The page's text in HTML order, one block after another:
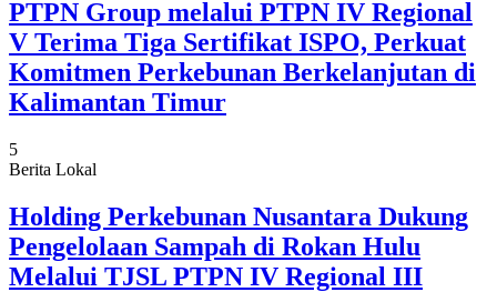
PTPN Group melalui PTPN IV Regional
V Terima Tiga Sertifikat ISPO, Perkuat
Komitmen Perkebunan Berkelanjutan di
Kalimantan Timur
5
Berita Lokal
Holding Perkebunan Nusantara Dukung
Pengelolaan Sampah di Rokan Hulu
Melalui TJSL PTPN IV Regional III